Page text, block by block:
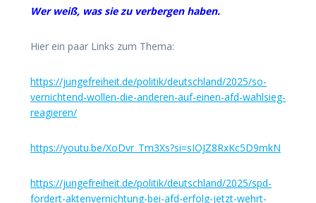
Wer weiß, was sie zu verbergen haben.
Hier ein paar Links zum Thema:
https://jungefreiheit.de/politik/deutschland/2025/so-
vernichtend-wollen-die-anderen-auf-einen-afd-wahlsieg-
reagieren/
https://youtu.be/XoDvr_Tm3Xs?si=sIOJZ8RxKc5D9mkN
https://jungefreiheit.de/politik/deutschland/2025/spd-
fordert-aktenvernichtung-bei-afd-erfolg-jetzt-wehrt-